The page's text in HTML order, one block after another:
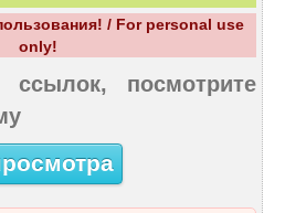
/ For personal use
only!
посмотрите